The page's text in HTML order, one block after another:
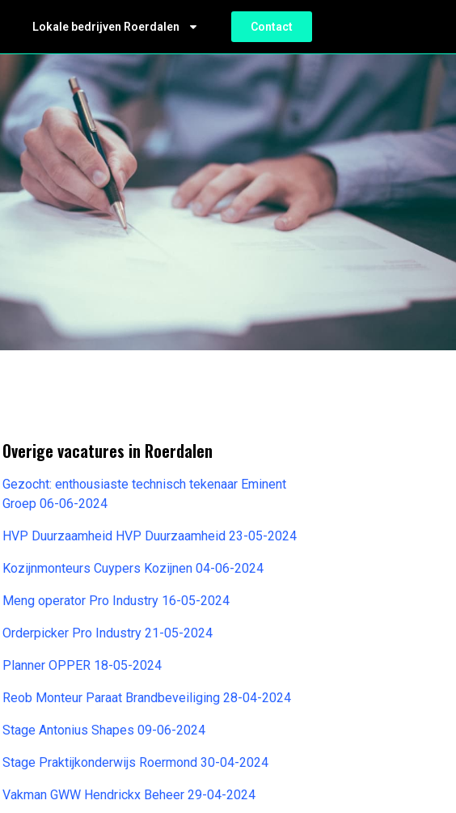
Lokale bedrijven Roerdalen Contact
Overige vacatures in Roerdalen
Gezocht: enthousiaste technisch tekenaar Eminent
Groep 06-06-2024
HVP Duurzaamheid HVP Duurzaamheid 23-05-2024
Kozijnmonteurs Cuypers Kozijnen 04-06-2024
Meng operator Pro Industry 16-05-2024
Orderpicker Pro Industry 21-05-2024
Planner OPPER 18-05-2024
Reob Monteur Paraat Brandbeveiliging 28-04-2024
Stage Antonius Shapes 09-06-2024
Stage Praktijkonderwijs Roermond 30-04-2024
Vakman GWW Hendrickx Beheer 29-04-2024